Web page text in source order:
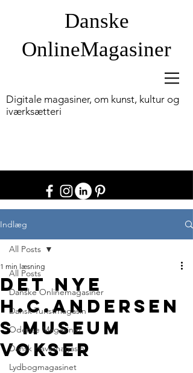
Danske
OnlineMagasiner
Digitale magasiner, om kunst, kultur og
iværksætteri
Indlæg
All Posts
Danske Onlinemagasiner
Dansk Turistmagasin
Odense Magasinet
Dansk Havemagasin
Lydbogmagasinet
All Posts
Det nye
H.C.Andersen
s Museum
vokser
1 min læsning